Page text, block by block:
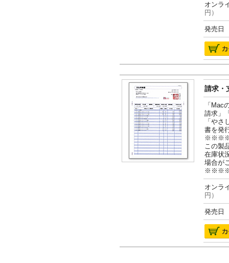
オン
円）
発売日
請求・
「Mac
請求」
「や
書を発
この製
在庫状
場合が
オン
円）
発売日